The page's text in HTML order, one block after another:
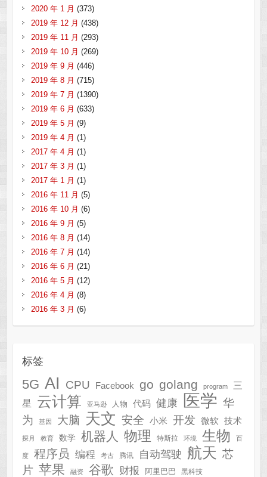
2020 年 1 月 (373)
2019 年 12 月 (438)
2019 年 11 月 (293)
2019 年 10 月 (269)
2019 年 9 月 (446)
2019 年 8 月 (715)
2019 年 7 月 (1390)
2019 年 6 月 (633)
2019 年 5 月 (9)
2019 年 4 月 (1)
2017 年 4 月 (1)
2017 年 3 月 (1)
2017 年 1 月 (1)
2016 年 11 月 (5)
2016 年 10 月 (6)
2016 年 9 月 (5)
2016 年 8 月 (14)
2016 年 7 月 (14)
2016 年 6 月 (21)
2016 年 5 月 (12)
2016 年 4 月 (8)
2016 年 3 月 (6)
标签
5G AI CPU Facebook go golang program
三
星
云计算 亚马逊 人物 代码 健康 医学 华
为
基因 大脑 天文 安全 小米 开发 微软 技术
探月 教育 数学 机器人 物理 特斯拉 环境 生物 百
度 程序员 编程 考古 腾讯 自动驾驶 航天 芯
片 苹果 融资 谷歌 财报 阿里巴巴 黑科技